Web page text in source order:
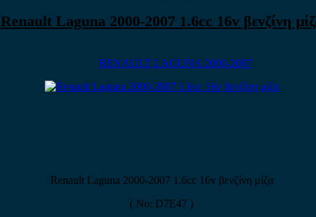
Renault Laguna 2000-2007 1.6cc 16v βενζίνη
RENAULT LAGUNA 2000-2007
Renault Laguna 2000-2007 1.6cc 16v βενζίνη μίζα
( No: D7E47 )